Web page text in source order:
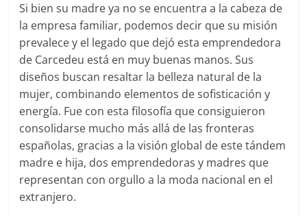
Si bien su madre ya no se encuentra a la cabeza de
la empresa familiar, podemos decir que su misión
prevalece y el legado que dejó esta emprendedora
de Carcedeu está en muy buenas manos. Sus
diseños buscan resaltar la belleza natural de la
mujer, combinando elementos de sofisticación y
energía. Fue con esta filosofía que consiguieron
consolidarse mucho más allá de las fronteras
españolas, gracias a la visión global de este tándem
madre e hija, dos emprendedoras y madres que
representan con orgullo a la moda nacional en el
extranjero.